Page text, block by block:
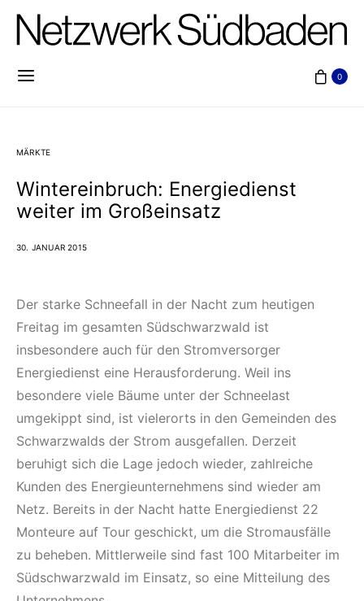
0
MÄRKTE
Wintereinbruch: Energiedienst
weiter im Großeinsatz
30. JANUAR 2015
Der starke Schneefall in der Nacht zum heutigen
Freitag im gesamten Südschwarzwald ist
insbesondere auch für den Stromversorger
Energiedienst eine Herausforderung. Weil ins
besondere viele Bäume unter der Schneelast
umgekippt sind, ist vielerorts in den Gemeinden des
Schwarzwalds der Strom ausgefallen. Derzeit
beruhigt sich die Lage jedoch wieder, zahlreiche
Kunden des Energieunternehmens sind wieder am
Netz. Bereits in der Nacht hatte Energiedienst 22
Monteure auf Tour geschickt, um die Stromausfälle
zu beheben. Mittlerweile sind fast 100 Mitarbeiter im
Südschwarzwald im Einsatz, so eine Mitteilung des